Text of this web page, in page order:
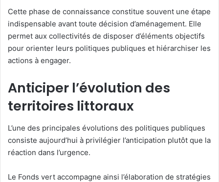
Cette phase de connaissance constitue souvent une étape
indispensable avant toute décision d’aménagement. Elle
permet aux collectivités de disposer d’éléments objectifs
pour orienter leurs politiques publiques et hiérarchiser les
actions à engager.
Anticiper l’évolution des
territoires littoraux
L’une des principales évolutions des politiques publiques
consiste aujourd’hui à privilégier l’anticipation plutôt que la
réaction dans l’urgence.
Le Fonds vert accompagne ainsi l’élaboration de stratégies